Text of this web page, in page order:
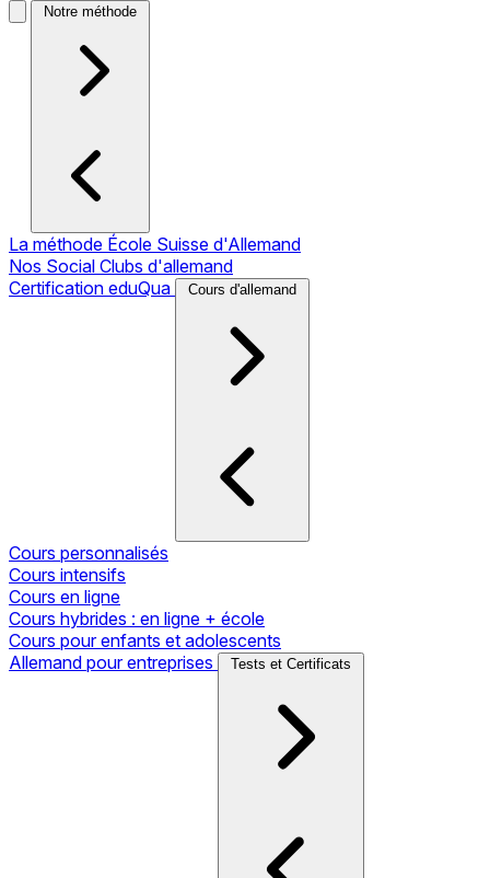
Notre méthode
La méthode École Suisse d'Allemand
Nos Social Clubs d'allemand
Certification eduQua
Cours d'allemand
Cours personnalisés
Cours intensifs
Cours en ligne
Cours hybrides : en ligne + école
Cours pour enfants et adolescents
Allemand pour entreprises
Tests et Certificats